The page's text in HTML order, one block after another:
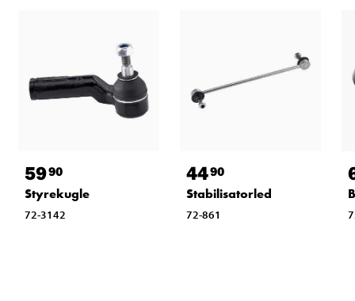
5990
Styrekugle
72-3142
4490
Stabilisatorled
72-861